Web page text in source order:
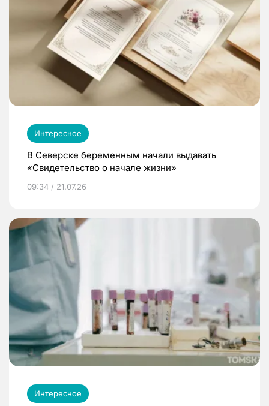
Интересное
В Северске беременным начали выдавать
«Свидетельство о начале жизни»
09:34 / 21.07.26
Интересное